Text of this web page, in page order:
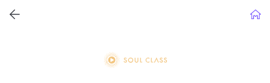
뒤로가기 홈
soul class